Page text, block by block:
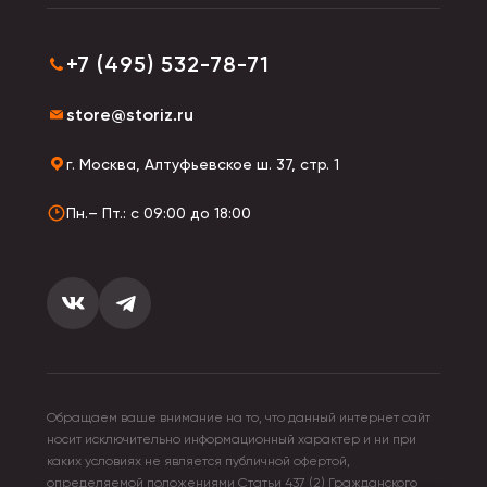
+7 (495) 532-78-71
store@storiz.ru
г. Москва, Алтуфьевское ш. 37, стр. 1
Пн.– Пт.: с 09:00 до 18:00
Обращаем ваше внимание на то, что данный интернет сайт
носит исключительно информационный характер и ни при
каких условиях не является публичной офертой,
определяемой положениями Статьи 437 (2) Гражданского